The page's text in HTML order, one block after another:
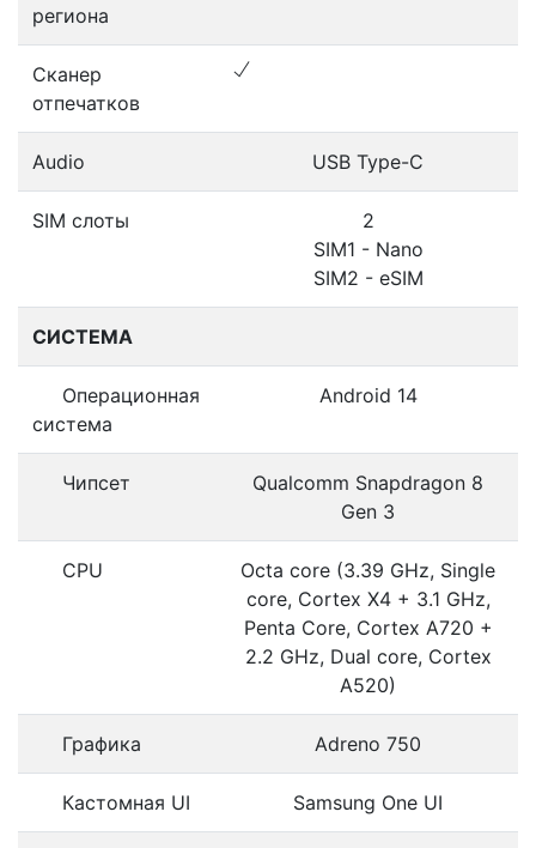
региона
Сканер
отпечатков
Audio USB Type-C
SIM слоты
2
SIM1 - Nano
SIM2 - eSIM
СИСТЕМА
Операционная
система
Android 14
Чипсет
Qualcomm Snapdragon 8
Gen 3
CPU
Octa core (3.39 GHz, Single
core, Cortex X4 + 3.1 GHz,
Penta Core, Cortex A720 +
2.2 GHz, Dual core, Cortex
A520)
Графика Adreno 750
Кастомная UI Samsung One UI